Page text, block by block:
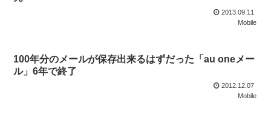
2013.09.11
Mobile
100年分のメールが保存出来るはずだった「au oneメー
ル」6年で終了
2012.12.07
Mobile